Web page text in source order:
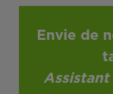
Envie de